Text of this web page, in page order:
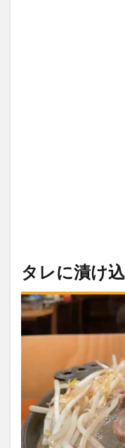
タレに漬け